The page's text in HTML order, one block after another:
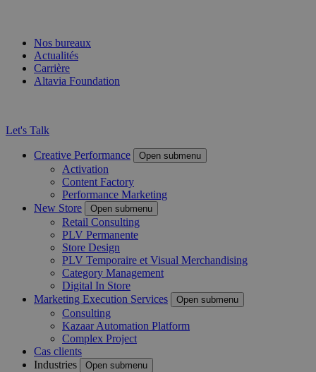
Nos bureaux
Actualités
Carrière
Altavia Foundation
Let's Talk
Creative Performance Open submenu
Activation
Content Factory
Performance Marketing
New Store
Open submenu
Retail Consulting
PLV Permanente
Store Design
PLV Temporaire et Visual Merchandising
Category Management
Digital In Store
Marketing Execution Services
Open submenu
Consulting
Kazaar Automation Platform
Complex Project
Cas clients
Industries
Open submenu